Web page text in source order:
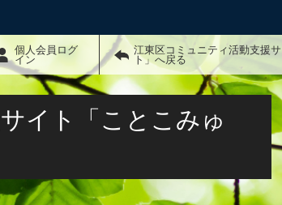
個人会員ログ
イン
江東区コミュニティ活動支援
ト」へ戻る
イト「ことこみゅ